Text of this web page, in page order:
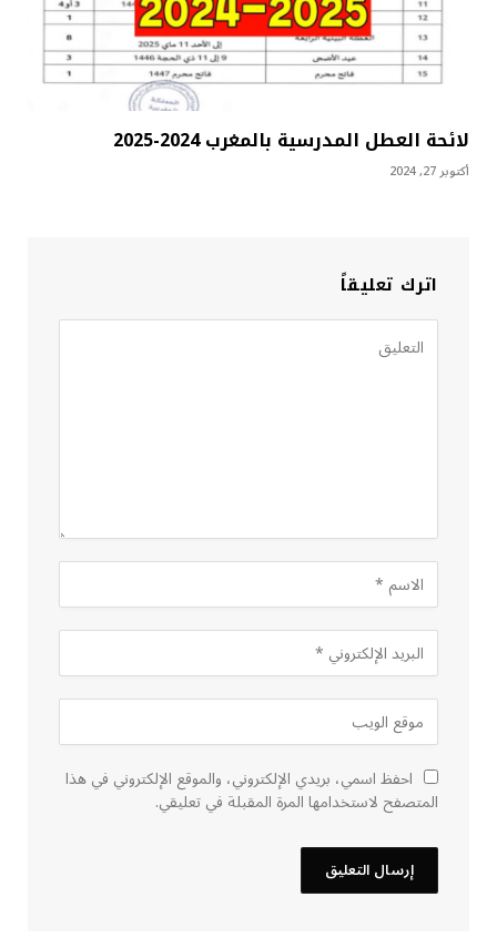
لائحة العطل المدرسية بالمغرب 2024-2025
أكتوبر 27, 2024
اترك تعليقاً
احفظ اسمي، بريدي الإلكتروني، والموقع الإلكتروني في هذا
المتصفح لاستخدامها المرة المقبلة في تعليقي.